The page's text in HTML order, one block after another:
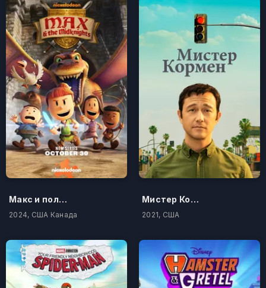
Макс и полурыцари
2024, США Канада
Мистер Корман
2021, США